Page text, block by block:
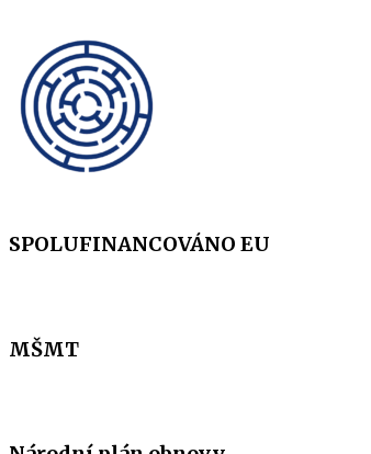
SPOLUFINANCOVÁNO EU
MŠMT